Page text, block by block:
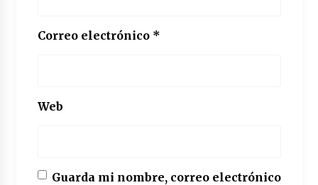
Correo electrónico *
Web
Guarda mi nombre, correo electrónico